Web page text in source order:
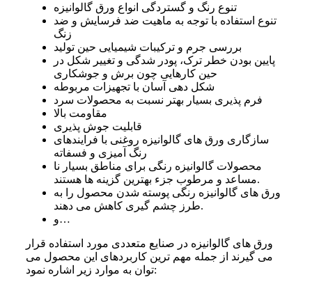
تنوع رنگ و گستردگی انواع ورق گالوانیزه
تنوع استفاده با توجه به ماهیت ضد فرسایش و ضد
زنگ
بررسی جرم و ترکیبات شیمیایی حین تولید
پایین بودن خطر ترک، پودر شدگی و تغییر شکل در
حین کارهایی چون برش و جوشکاری
شکل دهی آسان با تجهیزات مربوطه
فرم پذیری بسیار بهتر نسبت به محصولات سرد
مقاومت بالا
قابلیت جوش پذیری
سازگاری ورق های گالوانیزه روغنی با فرایندهای
رنگ آمیزی و فسفاته
محصولات گالوانیزه رنگی برای مناطق بسیار نا
مساعد و مرطوب جزء بهترین گزینه ها هستند.
ورق های گالوانیزه رنگی پوسته شدن محصول را به
طرز چشم گیری کاهش می دهند.
و…
ورق های گالوانیزه در صنایع متعددی مورد استفاده قرار
می گیرند از جمله مهم ترین کاربردهای این محصول می
توان به موارد زیر اشاره نمود: